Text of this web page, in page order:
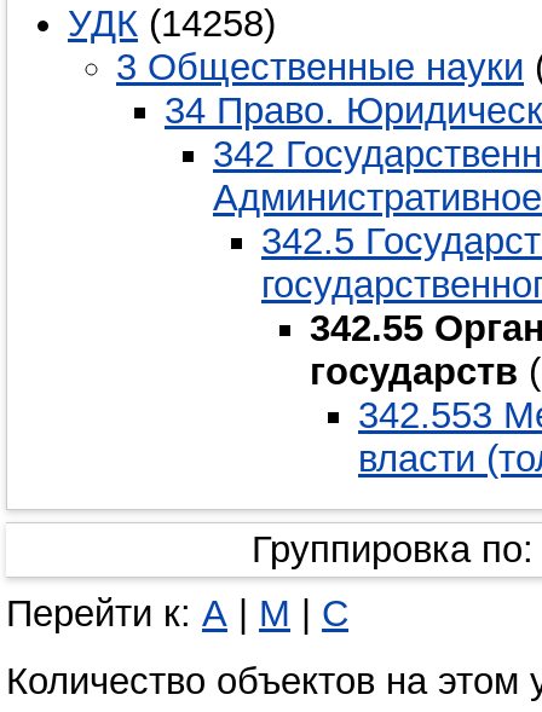
УДК (14258)
3 Общественные науки
34 Право.
342
342.5
342.55
государств
342.553
власти
Группировка
Перейти к: А | М | С
Количество объектов на этом